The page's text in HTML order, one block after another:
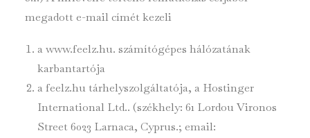
megadott e-mail címét kezeli
a www.feelz.hu. számítógépes hálózatának
karbantartója
a feelz.hu tárhelyszolgáltatója, a Hostinger
International Ltd.. (székhely: 61 Lordou Vironos
Street 6023 Larnaca, Cyprus.; email: